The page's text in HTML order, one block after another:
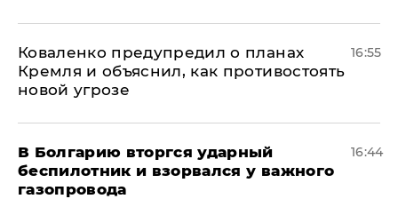
Коваленко предупредил о планах
Кремля и объяснил, как противостоять
новой угрозе
16:55
В Болгарию вторгся ударный
беспилотник и взорвался у важного
газопровода
16:44